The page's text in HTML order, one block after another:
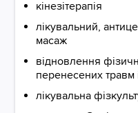
кінезітерапія
лікувальний,
масаж
відновлення
перенесених травм
лікувальна